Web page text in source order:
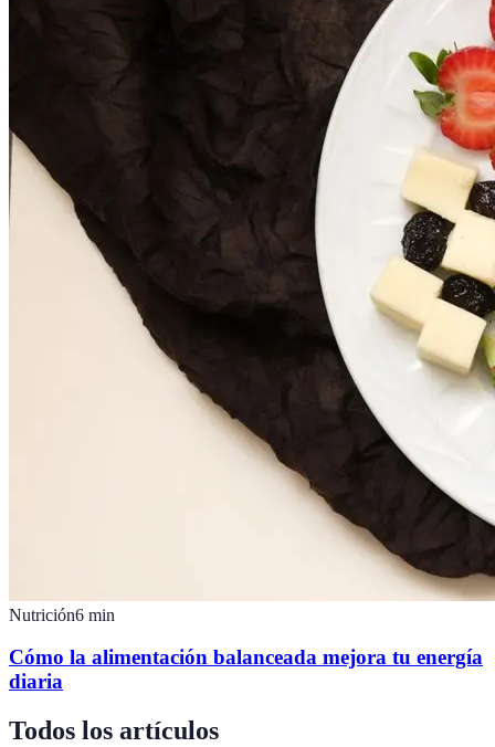
Nutrición6 min
Cómo la alimentación balanceada mejora tu energía
diaria
Todos los artículos